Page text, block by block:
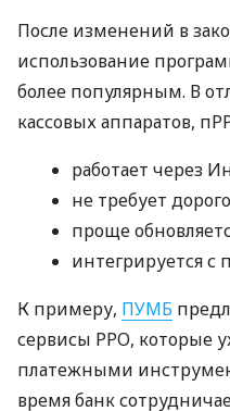
После изменений в
использование
более популярным. В
кассовых аппаратов,
работает через
не требует
проще
интегрируется
К примеру, ПУМБ
сервисы РРО, которые
платежными
время банк